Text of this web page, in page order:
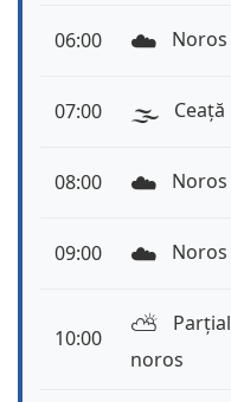
06:00 ☁️ Noros
07:00 🌫️ Ceață
08:00 ☁️ Noros
09:00 ☁️ Noros
10:00 ⛅️
Parțial
noros